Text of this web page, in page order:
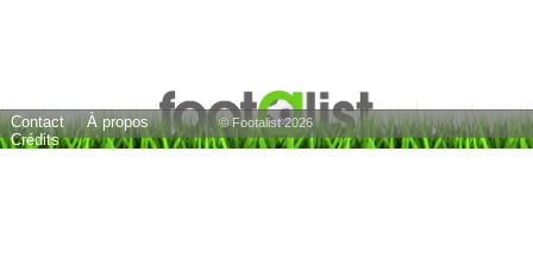
Arturo Vidal MDC 39
Contact
À propos
Crédits
© Footalist 2026